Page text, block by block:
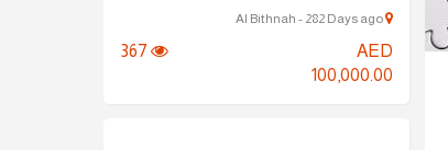
Al Bithnah - 282 Days ago
AED
100,000.00
367